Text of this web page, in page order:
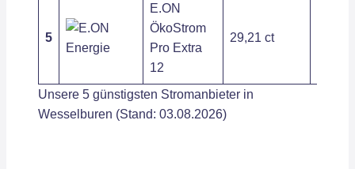
5
E.ON
ÖkoStrom
Pro Extra
12
29,21 ct
Unsere 5 günstigsten Stromanbieter in
Wesselburen (Stand: 03.08.2026)